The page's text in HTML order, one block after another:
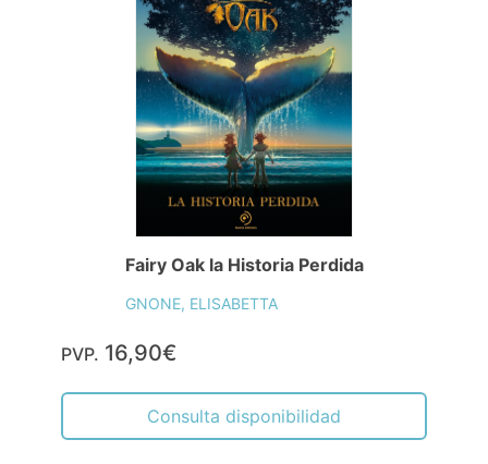
Fairy Oak la Historia Perdida
GNONE, ELISABETTA
PVP. 16,90€
Consulta disponibilidad